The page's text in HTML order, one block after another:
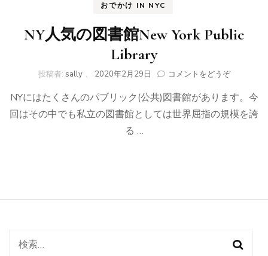
おでかけ IN NYC
NY人気の図書館New York Public
Library
投稿者: sally 、 2020年2月29日 コメントをどうぞ(NY
気
の
図
NYにはたくさんのパブリック(公共)図書館があります。今
回はその中でも私立の図書館としては世界屈指の規模を誇
る …
検